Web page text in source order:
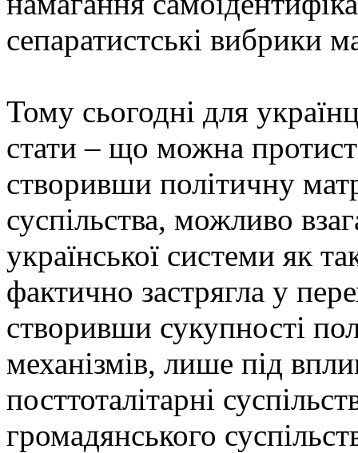
сепаратистські вибрики
Тому сьогодні для
стати – що можна
створивши політичну
суспільства, можливо
української системи як
фактично застрягла у
створивши сукупності
механізмів, лише під
посттоталітарні
громадянського